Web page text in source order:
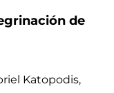
de